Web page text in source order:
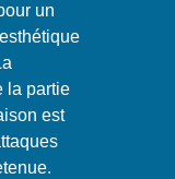
un
la partie
est